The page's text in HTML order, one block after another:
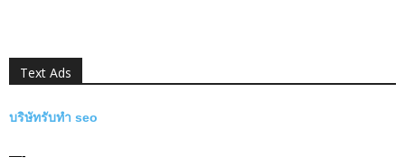
Text Ads
บริษัทรับทำ seo
—-